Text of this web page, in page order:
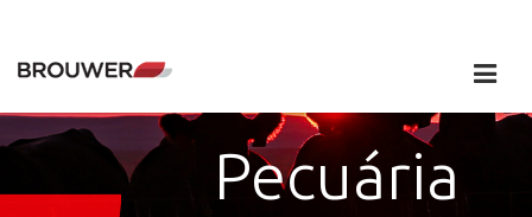
Pecuária